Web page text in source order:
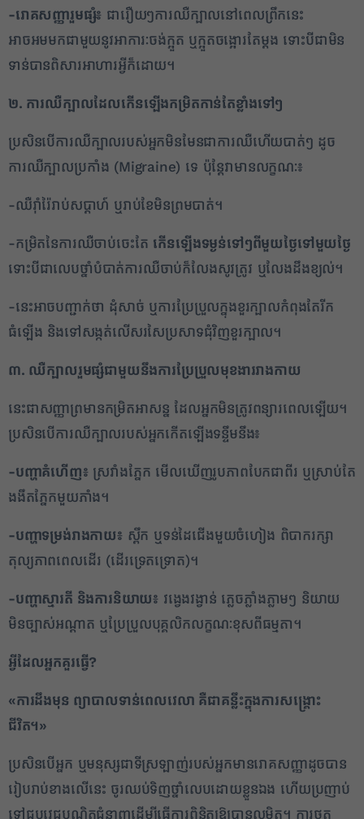
-រោគសញ្ញារួមផ្សំ៖ ជារឿយៗការឈឺក្បាលនៅពេលព្រឹកនេះ
អាចអមមកជាមួយនូវអាការៈចង់ក្អួត ឬក្អួតចង្អោរតែម្តង ទោះបីជាមិន
ទាន់បានពិសារអាហារអ្វីក៏ដោយ។
២. ការឈឺក្បាលដែលកើនឡើងកម្រិតកាន់តែខ្លាំងទៅៗ
ប្រសិនបើការឈឺក្បាលរបស់អ្នកមិនមែនជាការឈឺហើយបាត់ៗ ដូច
ការឈឺក្បាលប្រកាំង (Migraine) ទេ ប៉ុន្តែវាមានលក្ខណៈ៖
-ឈឺរ៉ាំរ៉ៃរាប់សប្តាហ៍ ឬរាប់ខែមិនព្រមបាត់។
-កម្រិតនៃការឈឺចាប់ចេះតែ កើនឡើងទម្ងន់ទៅៗពីមួយថ្ងៃទៅមួយថ្ងៃ
ទោះបីជាលេបថ្នាំបំបាត់ការឈឺចាប់ក៏លែងសូវត្រូវ ឬលែងដឹងខ្យល់។
-នេះអាចបញ្ជាក់ថា ដុំសាច់ ឬការប្រែប្រួលក្នុងខួរក្បាលកំពុងតែរីក
ធំឡើង និងទៅសង្កត់លើសរសៃប្រសាទជុំវិញខួរក្បាល។
៣. ឈឺក្បាលរួមផ្សំជាមួយនឹងការប្រែប្រួលមុខងាររាងកាយ
នេះជាសញ្ញាព្រមានកម្រិតអាសន្ន ដែលអ្នកមិនត្រូវពន្យារពេលឡើយ។
ប្រសិនបើការឈឺក្បាលរបស់អ្នកកើតឡើងទន្ទឹមនឹង៖
-បញ្ហាគំហើញ៖ស្រវាំងភ្នែក មើលឃើញរូបភាពបែកជាពីរ ឬស្រាប់តែ
ងងឹតភ្នែកមួយភាំង។
-បញ្ហាទម្រង់រាងកាយ៖ស្ពឹក ឬទន់ដៃជើងមួយចំហៀង ពិបាករក្សា
តុល្យភាពពេលដើរ (ដើរទ្រេតទ្រោត)។
-បញ្ហាស្មារតី និងការនិយាយ៖ វង្វេងវង្វាន់ ភ្លេចភ្លាំងភ្លាមៗ និយាយ
មិនច្បាស់អណ្តាត ឬប្រែប្រួលបុគ្គលិកលក្ខណៈខុសពីធម្មតា។
អ្វីដែលអ្នកគួរធ្វើ?
«ការដឹងមុន ព្យាបាលទាន់ពេលវេលា គឺជាគន្លឹះក្នុងការសង្គ្រោះ
ជីវិត។»
ប្រសិនបើអ្នក ឬមនុស្សជាទីស្រឡាញ់របស់អ្នកមានរោគសញ្ញាដូចបាន
រៀបរាប់ខាងលើនេះ ចូរឈប់ទិញថ្នាំលេបដោយខ្លួនឯង ហើយប្រញាប់
ទៅជួបវេជ្ជបណ្ឌិតជំនាញដើម្បីធ្វើការពិនិត្យឱ្យបានលម្អិត។ ការថត
✕